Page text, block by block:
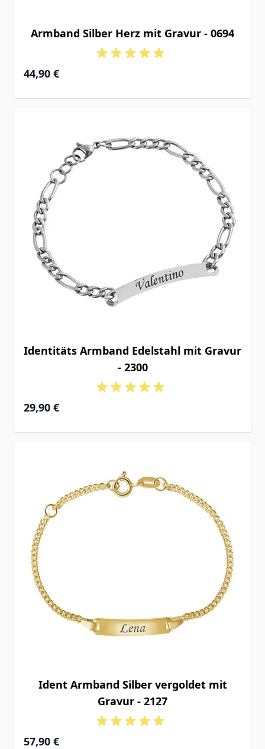
Armband Silber Herz mit Gravur - 0694
Ab
44,90 €
Identitäts Armband Edelstahl mit Gravur
- 2300
29,90 €
Ident Armband Silber vergoldet mit
Gravur - 2127
Ab
57,90 €